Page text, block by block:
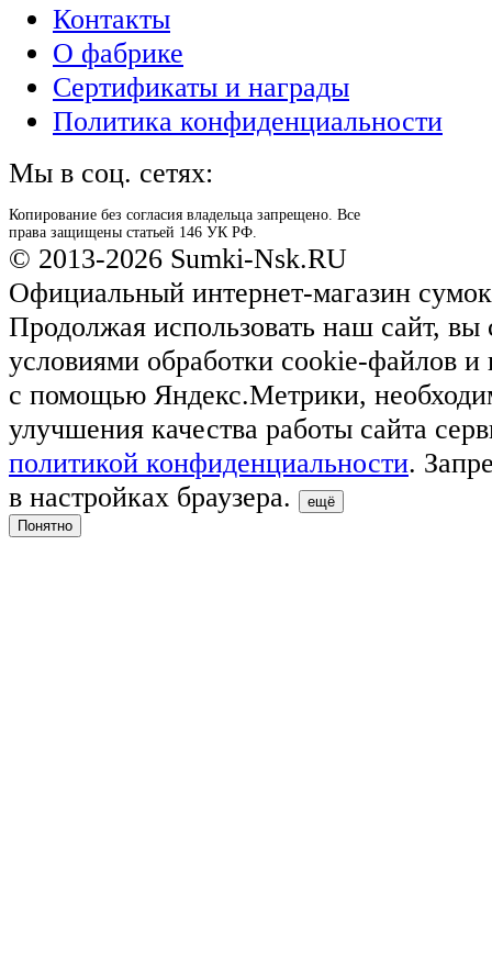
Контакты
О фабрике
Сертификаты и награды
Политика конфиденциальности
Мы в соц. сетях:
Копирование без согласия владельца запрещено. Все
права защищены статьей 146 УК РФ.
© 2013-2026 Sumki-Nsk.RU
Официальный интернет-магазин
Продолжая использовать наш сайт, вы
условиями обработки cookie-файлов и
с помощью Яндекс.Метрики,
улучшения качества работы сайта
политикой конфиденциальности.
в настройках браузера.
ещё
Понятно